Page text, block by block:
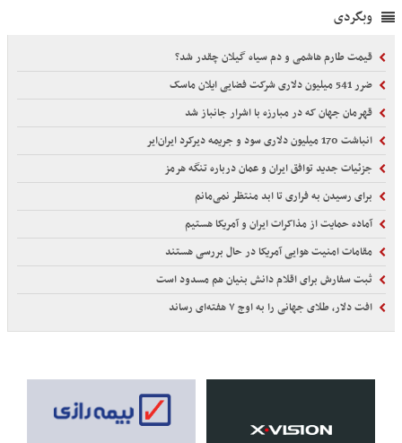
وبگردی
قیمت طارم هاشمی و دم سیاه گیلان چقدر شد؟
ضرر 541 میلیون دلاری شرکت فضایی ایلان ماسک
قهرمان جهان که در مبارزه با اشرار جانباز شد
انباشت 170 میلیون دلاری سود و جریمه دیرکرد ایران‌ایر
جزئیات جدید توافق ایران و عمان درباره تنگه هرمز
برای رسیدن به فراری تا ابد منتظر نمی‌مانم
آماده حمایت از مذاکرات ایران و آمریکا هستیم
مقامات امنیت هوایی آمریکا در حال بررسی هستند
ثبت سفارش برای اقلام دانش بنیان هم مسدود است
افت دلار، طلای جهانی را به اوج ۷ هفته‌ای رساند